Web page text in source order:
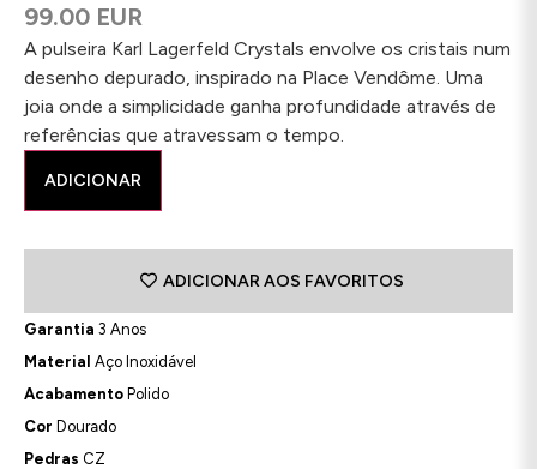
99.00 EUR
A pulseira Karl Lagerfeld Crystals envolve os cristais num
desenho depurado, inspirado na Place Vendôme. Uma
joia onde a simplicidade ganha profundidade através de
referências que atravessam o tempo.
ADICIONAR
ADICIONAR AOS FAVORITOS
Garantia 3 Anos
Material Aço Inoxidável
Acabamento Polido
Cor Dourado
Pedras CZ